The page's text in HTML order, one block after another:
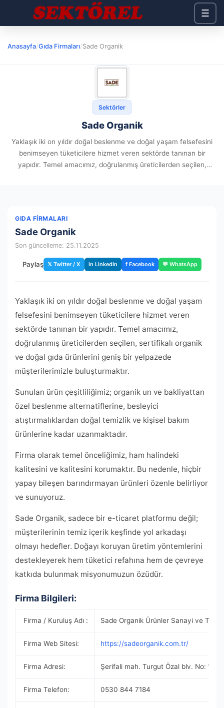
☰
Anasayfa/Gıda Firmaları/Sade Organik
Sektörler
Sade Organik
Yaklaşık iki on yıldır doğal beslenme ve doğal yaşam felsefesini
benimseyen tüketicilere hizmet veren sektörde tanınan bir
yapıdır. Temel amacımız, doğrulanmış üreticilerden seçilen,
GIDA FIRMALARI
Sade Organik
Son güncelleme: 25.11.2025
Paylaş 𝕏 Twitter / X in LinkedIn f Facebook 💬 WhatsApp
Yaklaşık iki on yıldır doğal beslenme ve doğal yaşam
felsefesini benimseyen tüketicilere hizmet veren
sektörde tanınan bir yapıdır. Temel amacımız,
doğrulanmış üreticilerden seçilen, sertifikalı organik
ve doğal gıda ürünlerini geniş bir yelpazede
müşterilerimizle buluşturmaktır.
Sunulan ürün çeşitliliğimiz; organik un ve bakliyattan
özel beslenme alternatiflerine, besleyici
atıştırmalıklardan doğal temizlik ve kişisel bakım
ürünlerine kadar uzanmaktadır.
Firma olarak temel önceliğimiz, ham halindeki
kalitesini ve kalitesini korumaktır. Bu nedenle, hiçbir
yapay bileşen barındırmayan ürünleri özenle belirliyor
ve sunuyoruz.
Sade Organik, sadece bir e-ticaret platformu değil;
müşterilerinin temiz içerik keşfinde yol arkadaşı
olmayı hedefler. Doğayı koruyan üretim yöntemlerini
destekleyerek hem tüketici refahına hem de çevreye
katkıda bulunmak misyonumuzun özüdür.
Firma Bilgileri:
Firma / Kuruluş Adı : Sade Organik Ürünler Sanayi ve
Firma Web Sitesi: https://sadeorganik.com.tr/
Firma Adresi: Şerifali mah. Turgut Özal blv. No: 154
Firma Telefon: 0530 844 7184